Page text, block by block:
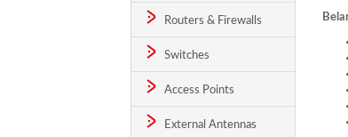
Routers & Firewalls
Switches
Access Points
External Antennas